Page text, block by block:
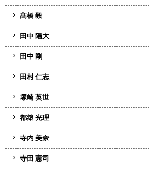
髙橋 毅
田中 陽大
田中 剛
田村 仁志
塚崎 英世
都築 光理
寺内 美奈
寺田 憲司